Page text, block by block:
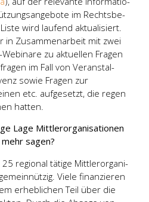
im Rechts­be­
wird lau­fend aktua­li­siert.
in Zusam­men­ar­beit mit zwei
zu aktu­el­len Fra­gen
im Fall von Ver­an­stal­
sowie Fra­gen zur
etc. auf­ge­setzt, die regen
hat­ten.
Lage Mitt­ler­or­ga­ni­sa­tio­nen
sagen?
25 regio­nal täti­ge Mitt­ler­or­ga­ni­
Vie­le finan­zie­ren
erheb­li­chen Teil über die